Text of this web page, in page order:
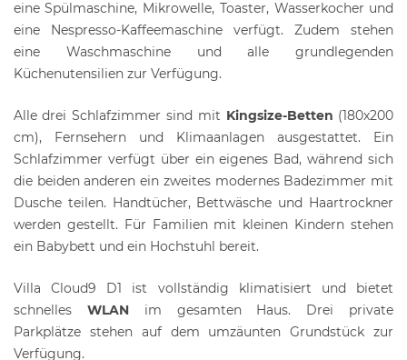
eine Spülmaschine, Mikrowelle, Toaster, Wasserkocher und
eine Nespresso-Kaffeemaschine verfügt. Zudem stehen
eine Waschmaschine und alle grundlegenden
Küchenutensilien zur Verfügung.
Alle drei Schlafzimmer sind mit Kingsize-Betten (180x200
cm), Fernsehern und Klimaanlagen ausgestattet. Ein
Schlafzimmer verfügt über ein eigenes Bad, während sich
die beiden anderen ein zweites modernes Badezimmer mit
Dusche teilen. Handtücher, Bettwäsche und Haartrockner
werden gestellt. Für Familien mit kleinen Kindern stehen
ein Babybett und ein Hochstuhl bereit.
Villa Cloud9 D1 ist vollständig klimatisiert und bietet
schnelles WLAN im gesamten Haus. Drei private
Parkplätze stehen auf dem umzäunten Grundstück zur
Verfügung.